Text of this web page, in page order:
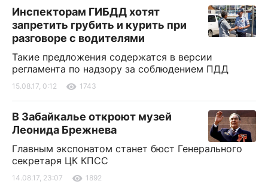
Инспекторам ГИБДД хотят
запретить грубить и курить при
разговоре с водителями
Такие предложения содержатся в версии
регламента по надзору за соблюдением ПДД
15.08.17, 0:12 1743
В Забайкалье откроют музей
Леонида Брежнева
Главным экспонатом станет бюст Генерального
секретаря ЦК КПСС
14.08.17, 23:07 1892